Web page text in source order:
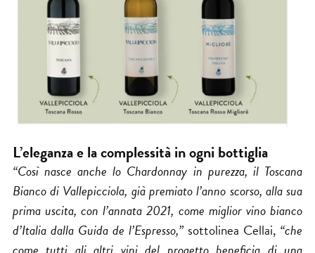
L’eleganza e la complessità in ogni bottiglia
“Così nasce anche lo Chardonnay in purezza, il Toscana
Bianco di Vallepicciola, già premiato l’anno scorso, alla sua
prima uscita, con l’annata 2021, come miglior vino bianco
d’Italia dalla Guida de l’Espresso,” sottolinea Cellai, “che